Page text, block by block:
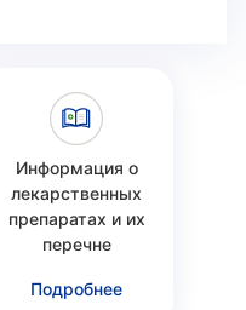
Информация о
лекарственных
препаратах и их
перечне
Подробнее